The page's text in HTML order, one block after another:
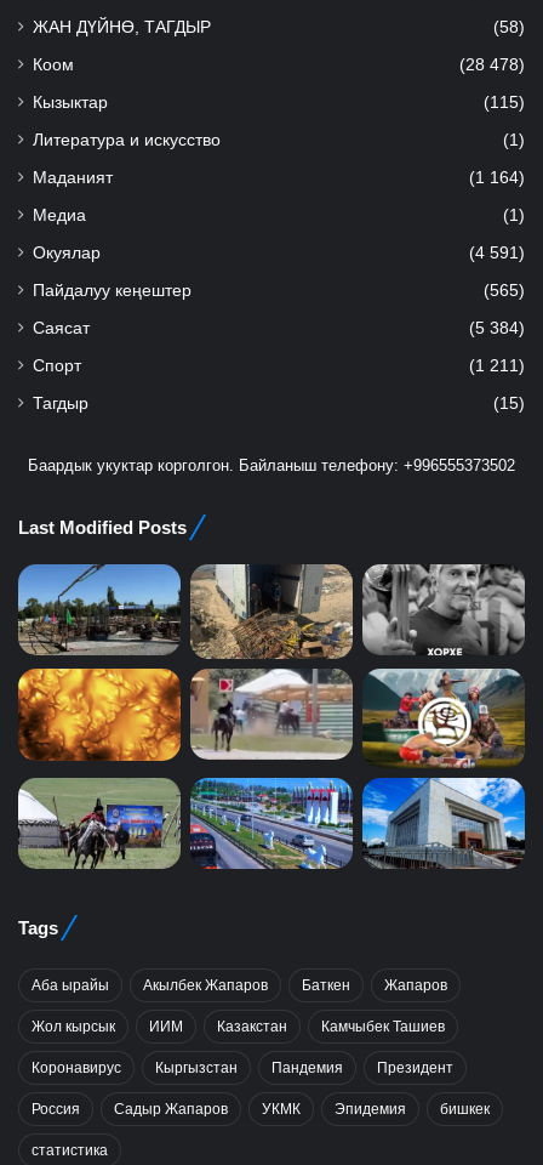
ЖАН ДҮЙНӨ, ТАГДЫР (58)
Коом (28 478)
Кызыктар (115)
Литература и искусство (1)
Маданият (1 164)
Медиа (1)
Окуялар (4 591)
Пайдалуу кеңештер (565)
Саясат (5 384)
Спорт (1 211)
Тагдыр (15)
Баардык укуктар корголгон. Байланыш телефону: +996555373502
Last Modified Posts
Tags
Аба ырайы Акылбек Жапаров Баткен Жапаров
Жол кырсык ИИМ Казакстан Камчыбек Ташиев
Коронавирус Кыргызстан Пандемия Президент
Россия Садыр Жапаров УКМК Эпидемия бишкек
статистика